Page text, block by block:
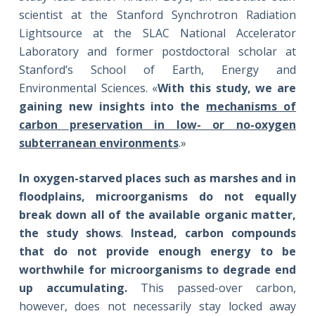
scientist at the Stanford Synchrotron Radiation
Lightsource at the SLAC National Accelerator
Laboratory and former postdoctoral scholar at
Stanford’s School of Earth, Energy and
Environmental Sciences. «With this study, we are
gaining new insights into the mechanisms of
carbon preservation in low- or no-oxygen
subterranean environments.»
In oxygen-starved places such as marshes and in
floodplains, microorganisms do not equally
break down all of the available organic matter,
the study shows. Instead, carbon compounds
that do not provide enough energy to be
worthwhile for microorganisms to degrade end
up accumulating. This passed-over carbon,
however, does not necessarily stay locked away